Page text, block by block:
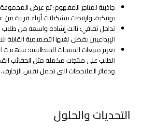
جاذبية لمتاجر المفهوم: تم عرض
بوتيكية، وارتبطت بتشكيلات أزياء قريبة من
تداخل ثقافي: نالت إشادة واسعة من طلاب
الإبداعيين بفضل لغتها التصميمية القابلة
تعزيز مبيعات المنتجات المتطابقة:
الطلب على منتجات مكملة مثل الحقائب
ودفاتر الملاحظات التي تحمل نفس الزخارف.
التحديات والحلول